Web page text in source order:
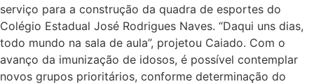
serviço para a construção da quadra de esportes do
Colégio Estadual José Rodrigues Naves. “Daqui uns dias,
todo mundo na sala de aula”, projetou Caiado. Com o
avanço da imunização de idosos, é possível contemplar
novos grupos prioritários, conforme determinação do